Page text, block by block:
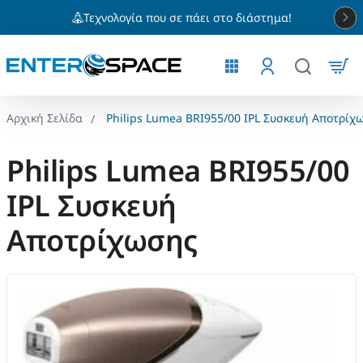
Τεχνολογία που σε πάει στο διάστημα!
Philips Lumea BRI955/00 IPL Συσκευή
Philips Lumea BRI955/00
IPL Συσκευή
Αποτρίχωσης